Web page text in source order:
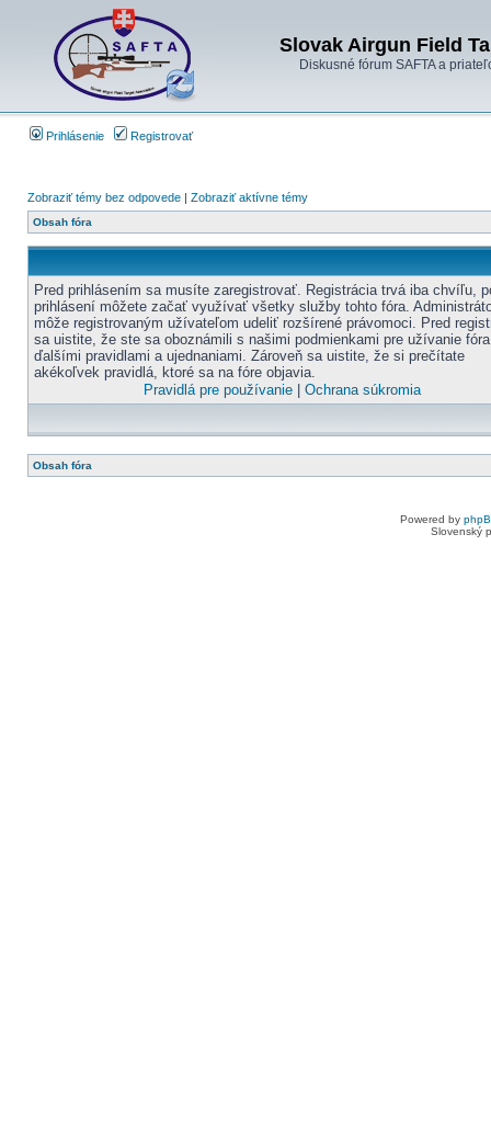
Slovak Airgun Field
Diskusné fórum SAFTA a
Prihlásenie Registrovať
Zobraziť témy bez odpovede | Zobraziť aktívne témy
Obsah fóra
Pred prihlásením sa musíte zaregistrovať. Registrácia trvá iba chvíľu,
prihlásení môžete začať využívať všetky služby tohto fóra.
môže registrovaným užívateľom udeliť rozšírené právomoci. Pred
sa uistite, že ste sa oboznámili s našimi podmienkami pre užívanie
ďalšími pravidlami a ujednaniami. Zároveň sa uistite, že si prečítate
akékoľvek pravidlá, ktoré sa na fóre objavia.
Pravidlá pre používanie
Ochrana súkromia
Obsah fóra
Powered by
Slovenský